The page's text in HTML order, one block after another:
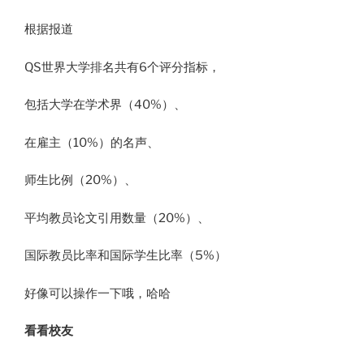
根据报道
QS世界大学排名共有6个评分指标，
包括大学在学术界（40%）、
在雇主（10%）的名声、
师生比例（20%）、
平均教员论文引用数量（20%）、
国际教员比率和国际学生比率（5%）
好像可以操作一下哦，哈哈
看看校友